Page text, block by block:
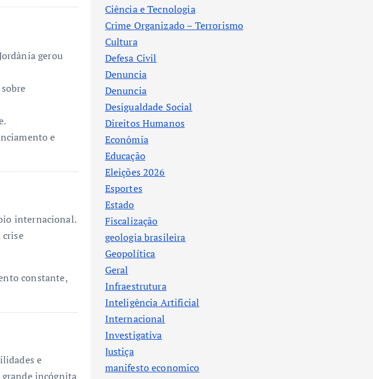
gerou
e
internacional.
crise
constante,
e
incógnita
Ciência e Tecnologia
Crime Organizado – Terrorismo
Cultura
Defesa Civil
Denuncia
Denuncia
Desigualdade Social
Direitos Humanos
Econômia
Educação
Eleições 2026
Esportes
Estado
Fiscalização
geologia brasileira
Geopolítica
Geral
Infraestrutura
Inteligência Artificial
Internacional
Investigativa
Justiça
manifesto economico